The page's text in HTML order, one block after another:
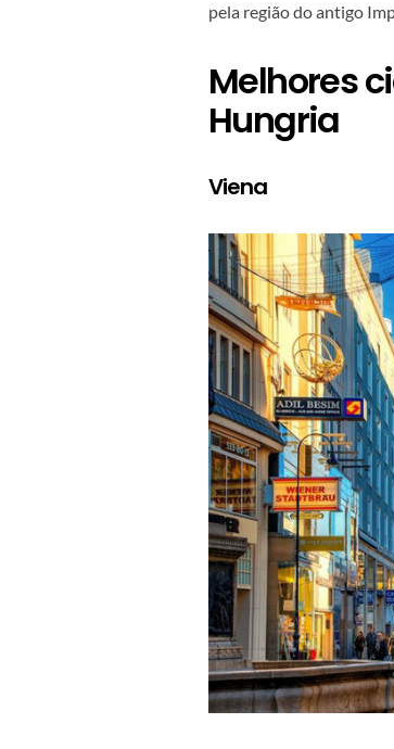
pela região do antigo
Melhores
Hungria
Viena